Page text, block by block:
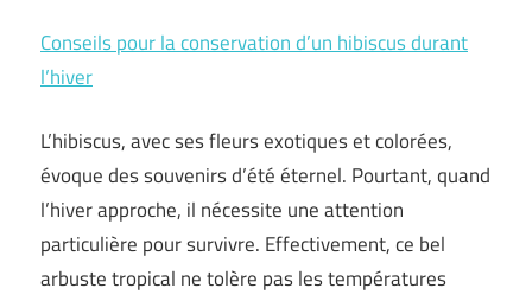
Conseils pour la conservation d’un hibiscus durant
l’hiver
L’hibiscus, avec ses fleurs exotiques et colorées,
évoque des souvenirs d’été éternel. Pourtant, quand
l’hiver approche, il nécessite une attention
particulière pour survivre. Effectivement, ce bel
arbuste tropical ne tolère pas les températures